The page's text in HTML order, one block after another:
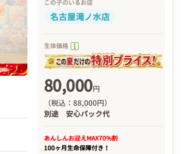
この子のいるお店
名古屋滝ノ水店
生体価格
80,000円
（税込：88,000円）
別途 安心パック代
あんしんお迎えMAX70%割
100ヶ月生命保障付き！